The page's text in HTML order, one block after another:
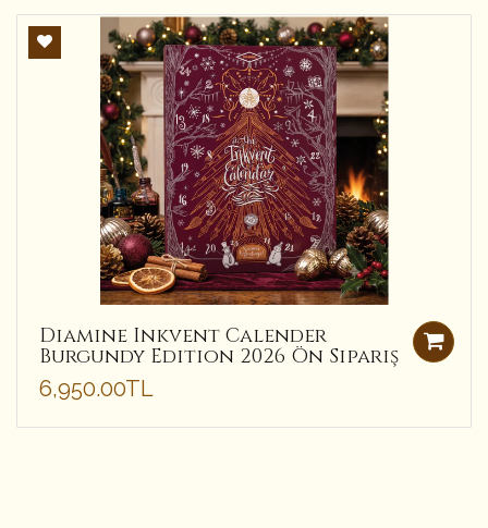
Diamine Inkvent Calender
Burgundy Edition 2026 Ön Sipariş
6,950.00TL